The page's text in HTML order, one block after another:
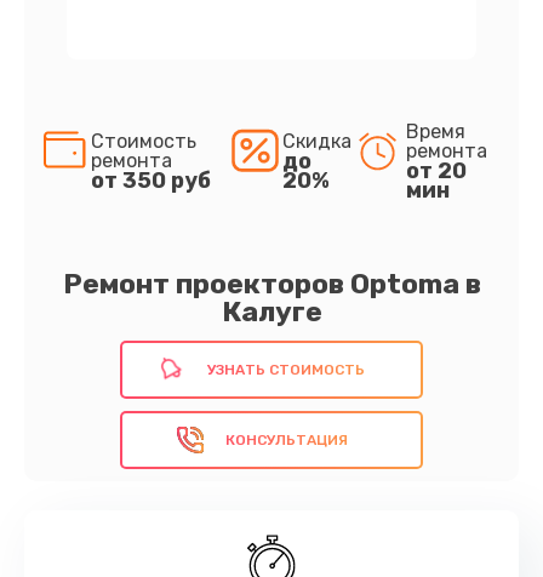
Ремонт проекторов Optoma в
Калуге
Стоимость
ремонта
от 350 руб
Скидка
до
20%
Время
ремонта
от 20
мин
УЗНАТЬ СТОИМОСТЬ
КОНСУЛЬТАЦИЯ